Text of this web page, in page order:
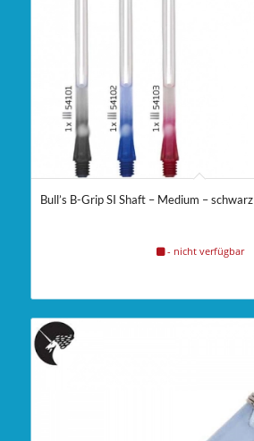
Bull’s B-Grip SI Shaft – Medium – schwarz
- nicht verfügbar